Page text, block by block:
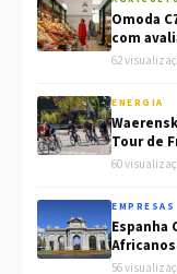
Omoda
com
62
ENERGIA
Tour de
60
EMPRESAS
Espanha
56